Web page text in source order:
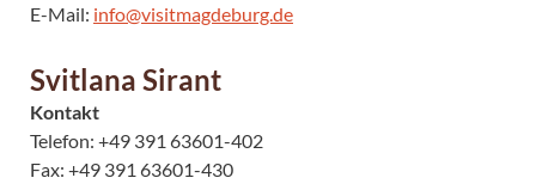
E-Mail: info@visitmagdeburg.de
Svitlana Sirant
Kontakt
Telefon: +49 391 63601-402
Fax: +49 391 63601-430